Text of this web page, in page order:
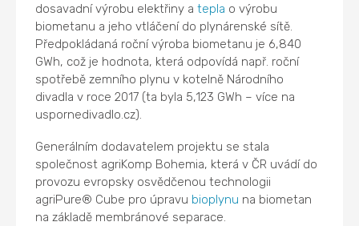
dosavadní výrobu elektřiny atepla o výrobu
biometanu a jeho vtláčení do plynárenské sítě.
Předpokládaná roční výroba biometanu je 6,840
GWh, což je hodnota, která odpovídá např. roční
spotřebě zemního plynu v kotelně Národního
divadla v roce 2017 (ta byla 5,123 GWh – více na
uspornedivadlo.cz).
Generálním dodavatelem projektu se stala
společnost agriKomp Bohemia, která v ČR uvádí do
provozu evropsky osvědčenou technologii
agriPure® Cube pro úpravu bioplynu na biometan
na základě membránové separace.